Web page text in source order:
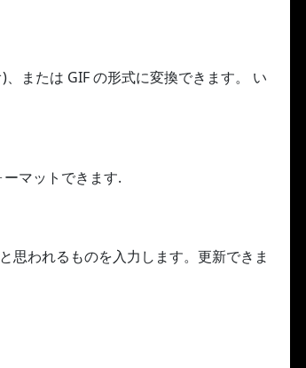
または GIF の形式に変換できます。 い
マットできます.
思われるものを入力します。更新できま